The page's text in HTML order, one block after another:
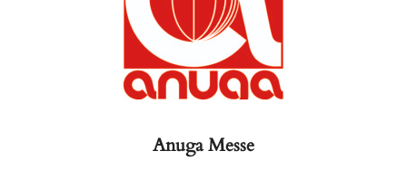
Anuga Messe